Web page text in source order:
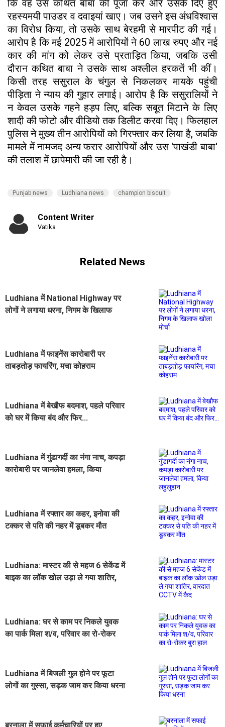
कि वह उस कथित बाबा की पूजा करे और उसके दिए हुए
रहस्यमयी पाउडर व दवाइयां खाए। जब उसने इस अंधविश्वास
का विरोध किया, तो उसके साथ बेरहमी से मारपीट की गई।
आरोप है कि मई 2025 में आरोपियों ने 60 लाख रुपए और नई
कार की मांग को लेकर उसे प्रताड़ित किया, जबकि उसी
दौरान कथित बाबा ने उसके साथ अश्लील हरकतें भी कीं।
किसी तरह ससुराल के चंगुल से निकलकर मायके पहुंची
पीड़िता ने न्याय की गुहार लगाई। आरोप है कि ससुरालियों ने
न केवल उसके गहने हड़प लिए, बल्कि सबूत मिटाने के लिए
शादी की फोटो और वीडियो तक डिलीट करवा दिए। फिलहाल
पुलिस ने मुख्य तीन आरोपियों को गिरफ्तार कर लिया है, जबकि
मामले में नामजद अन्य फरार आरोपियों और उस 'पाखंडी बाबा'
की तलाश में छापेमारी की जा रही है।
Punjab news Ludhiana news champion biscuit
Content Writer
Vatika
Related News
Ludhiana में National Highway पर
लोगों ने लगाया धरना, निगम के खिलाफ
Ludhiana में फाइनेंस कारोबारी पर
ताबड़तोड़ फायरिंग, मचा कोहराम
Ludhiana में बेखौफ बदमाश, पहले परिवार
को घर में किया बंद और फिर...
Ludhiana में गुंडागर्दी का नंगा नाच, कपड़ा
कारोबारी पर जानलेवा हमला, किया
Ludhiana में रफ्तार का कहर, इनोवा की
टक्कर से पति की नहर में डूबकर मौत
Ludhiana: मास्टर की से महज 6 सेकेंड में
बाइक का लॉक खोल उड़ा ले गया शातिर,
Ludhiana: घर से काम पर निकले युवक
का पार्क मिला श/व, परिवार का रो-रोकर
Ludhiana में बिजली गुल होने पर फूटा
लोगों का गुस्सा, सड़क जाम कर किया धरना
बरनाला में सफाई कर्मचारियों पर हुए